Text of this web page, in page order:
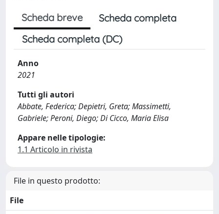
Scheda breve
Scheda completa
Scheda completa (DC)
Anno
2021
Tutti gli autori
Abbate, Federica; Depietri, Greta; Massimetti,
Gabriele; Peroni, Diego; Di Cicco, Maria Elisa
Appare nelle tipologie:
1.1 Articolo in rivista
File in questo prodotto:
File